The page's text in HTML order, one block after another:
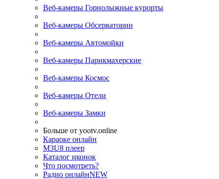
Веб-камеры Горнолыжные курорты
Веб-камеры Обсерватории
Веб-камеры Автомойки
Веб-камеры Парикмахерские
Веб-камеры Космос
Веб-камеры Отели
Веб-камеры Замки
Больше от yootv.online
Караоке онлайн
M3U8 плеер
Каталог иконок
Что посмотреть?
Радио онлайнNEW